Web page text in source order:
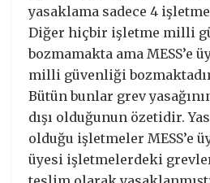
yasaklama sadece 4
Diğer hiçbir işletme milli
bozmamakta ama MESS’e
milli güvenliği
Bütün bunlar grev
dışı olduğunun özetidir.
olduğu işletmeler MESS’e
üyesi işletmelerdeki